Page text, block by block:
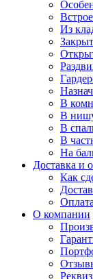
Из
В
В
В
В
На
Доставка и
Как
О компании